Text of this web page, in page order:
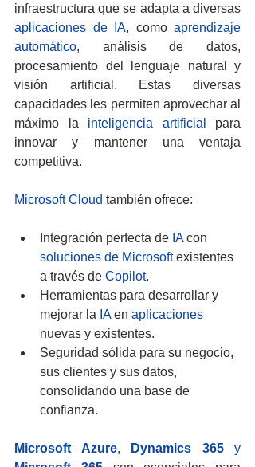
aplicaciones de IA, como aprendizaje
automático, análisis de datos,
procesamiento del lenguaje natural y
visión artificial. Estas diversas
capacidades les permiten aprovechar al
máximo la inteligencia artificial
para
innovar y mantener una ventaja
competitiva.
Microsoft Cloud también ofrece:
Integración perfecta de IA con
soluciones de Microsoft existentes
a través de Copilot.
Herramientas para desarrollar y
mejorar la IA en aplicaciones
nuevas y existentes.
Seguridad sólida para su negocio,
sus clientes y sus datos,
consolidando una base de
confianza.
Microsoft Azure, Dynamics 365